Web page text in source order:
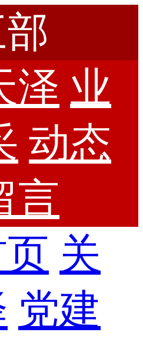
泽 业
动态
言
关
党建